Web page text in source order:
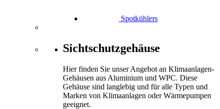
Spotkühlers
Sichtschutzgehäuse
Hier finden Sie unser Angebot an Klimaanlagen-
Gehäusen aus Aluminium und WPC. Diese
Gehäuse sind langlebig und für alle Typen und
Marken von Klimaanlagen oder Wärmepumpen
geeignet.